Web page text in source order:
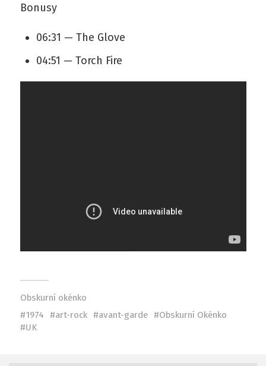
Bonusy
06:31 — The Glove
04:51 — Torch Fire
Obskurní okénko
1974
art-rock avant-garde
Obskurní Okénko
UK